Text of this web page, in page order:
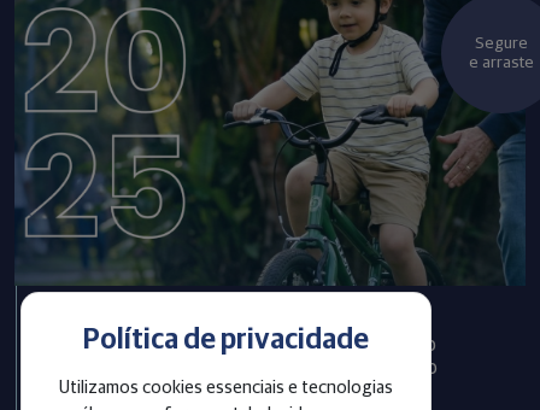
Política de privacidade
Utilizamos cookies essenciais e tecnologias
Infraprev publica Relatório
Anual com informações do
exercício 2025
Segure
e arraste